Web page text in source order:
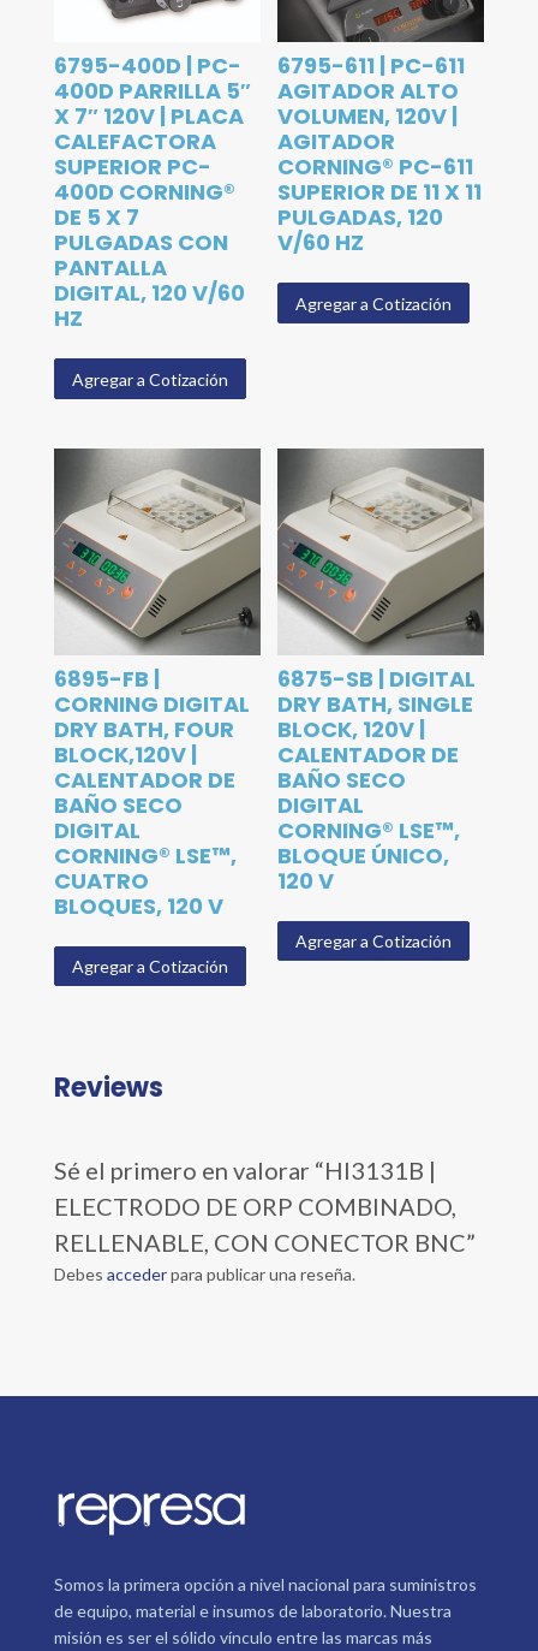
6795-400D | PC-
400D PARRILLA 5″
X 7″ 120V | PLACA
CALEFACTORA
SUPERIOR PC-
400D CORNING®
DE 5 X 7
PULGADAS CON
PANTALLA
DIGITAL, 120 V/60
HZ
Agregar a Cotización
6795-611 | PC-611
AGITADOR ALTO
VOLUMEN, 120V |
AGITADOR
CORNING® PC-611
SUPERIOR DE 11 X 11
PULGADAS, 120
V/60 HZ
Agregar a Cotización
6895-FB |
CORNING DIGITAL
DRY BATH, FOUR
BLOCK,120V |
CALENTADOR DE
BAÑO SECO
DIGITAL
CORNING® LSE™,
CUATRO
BLOQUES, 120 V
Agregar a Cotización
6875-SB | DIGITAL
DRY BATH, SINGLE
BLOCK, 120V |
CALENTADOR DE
BAÑO SECO
DIGITAL
CORNING® LSE™,
BLOQUE ÚNICO,
120 V
Agregar a Cotización
Reviews
Sé el primero en valorar “HI3131B |
ELECTRODO DE ORP COMBINADO,
RELLENABLE, CON CONECTOR BNC”
Debes accederpara publicar una reseña.
Somos la primera opción a nivel nacional para suministros
de equipo, material e insumos de laboratorio. Nuestra
misión es ser el sólido vínculo entre las marcas más